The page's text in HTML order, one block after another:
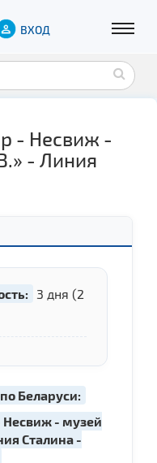
ВХОД
- Несвиж -
- Линия
3 дня (2
Беларуси:
- музей
Сталина -